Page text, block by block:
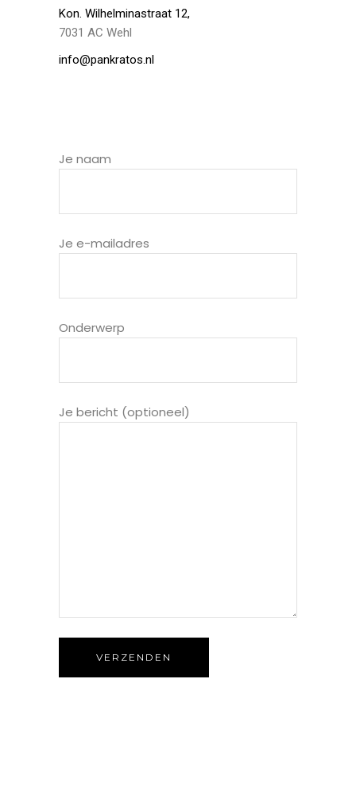
Kon. Wilhelminastraat 12,
7031 AC Wehl
info@pankratos.nl
Je naam
Je e-mailadres
Onderwerp
Je bericht (optioneel)
VERZENDEN